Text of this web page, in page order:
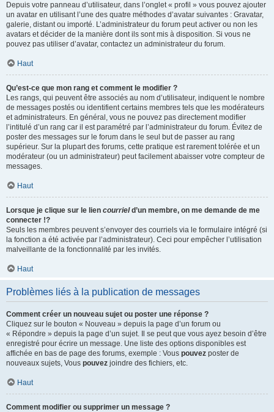
Depuis votre panneau d’utilisateur, dans l’onglet « profil » vous pouvez ajouter
un avatar en utilisant l’une des quatre méthodes d’avatar suivantes : Gravatar,
galerie, distant ou importé. L’administrateur du forum peut activer ou non les
avatars et décider de la manière dont ils sont mis à disposition. Si vous ne
pouvez pas utiliser d’avatar, contactez un administrateur du forum.
Haut
Qu’est-ce que mon rang et comment le modifier ?
Les rangs, qui peuvent être associés au nom d’utilisateur, indiquent le nombre
de messages postés ou identifient certains membres tels que les modérateurs
et administrateurs. En général, vous ne pouvez pas directement modifier
l’intitulé d’un rang car il est paramétré par l’administrateur du forum. Évitez de
poster des messages sur le forum dans le seul but de passer au rang
supérieur. Sur la plupart des forums, cette pratique est rarement tolérée et un
modérateur (ou un administrateur) peut facilement abaisser votre compteur de
messages.
Haut
Lorsque je clique sur le lien courrield’un membre, on me demande de me
connecter !?
Seuls les membres peuvent s’envoyer des courriels via le formulaire intégré (si
la fonction a été activée par l’administrateur). Ceci pour empêcher l’utilisation
malveillante de la fonctionnalité par les invités.
Haut
Problèmes liés à la publication de messages
Comment créer un nouveau sujet ou poster une réponse ?
Cliquez sur le bouton « Nouveau » depuis la page d’un forum ou
« Répondre » depuis la page d’un sujet. Il se peut que vous ayez besoin d’être
enregistré pour écrire un message. Une liste des options disponibles est
affichée en bas de page des forums, exemple : Vous pouvez poster de
nouveaux sujets, Vous pouvez joindre des fichiers, etc.
Haut
Comment modifier ou supprimer un message ?